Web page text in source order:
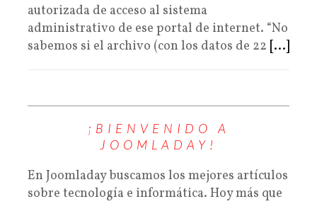
autorizada de acceso al sistema
administrativo de ese portal de internet. “No
sabemos si el archivo (con los datos de 22 [...]
¡BIENVENIDO A
JOOMLADAY!
En Joomladay buscamos los mejores artículos
sobre tecnología e informática. Hoy más que